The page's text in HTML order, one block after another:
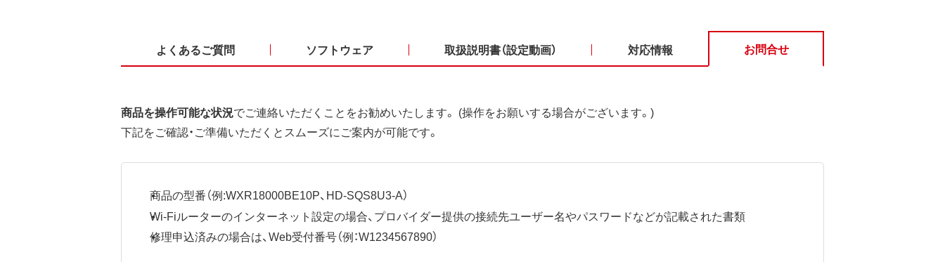
よくあるご質問 ソフトウェア 取扱説明書（設定動画） 対応情報 お問合せ
商品を操作可能な状況でご連絡いただくことをお勧めいたします。 (操作をお願いする場合がございます。)
下記をご確認・ご準備いただくとスムーズにご案内が可能です。
商品の型番（例:WXR18000BE10P、HD-SQS8U3-A）
Wi-Fiルーターのインターネット設定の場合、プロバイダー提供の接続先ユーザー名やパスワードなどが記載された書類
修理申込済みの場合は、Web受付番号（例：W1234567890）